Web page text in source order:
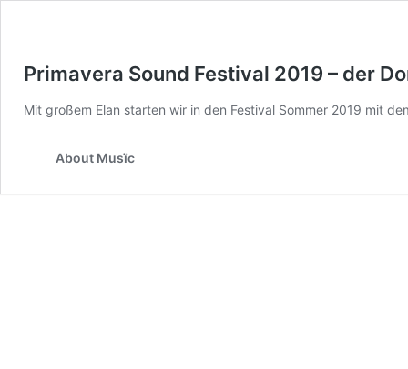
Primavera Sound Festival 2019 – der
Mit großem Elan starten wir in den Festival Sommer 2019 mit
About Musïc